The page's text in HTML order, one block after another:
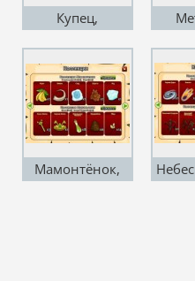
Купец,
Мамонтёнок,